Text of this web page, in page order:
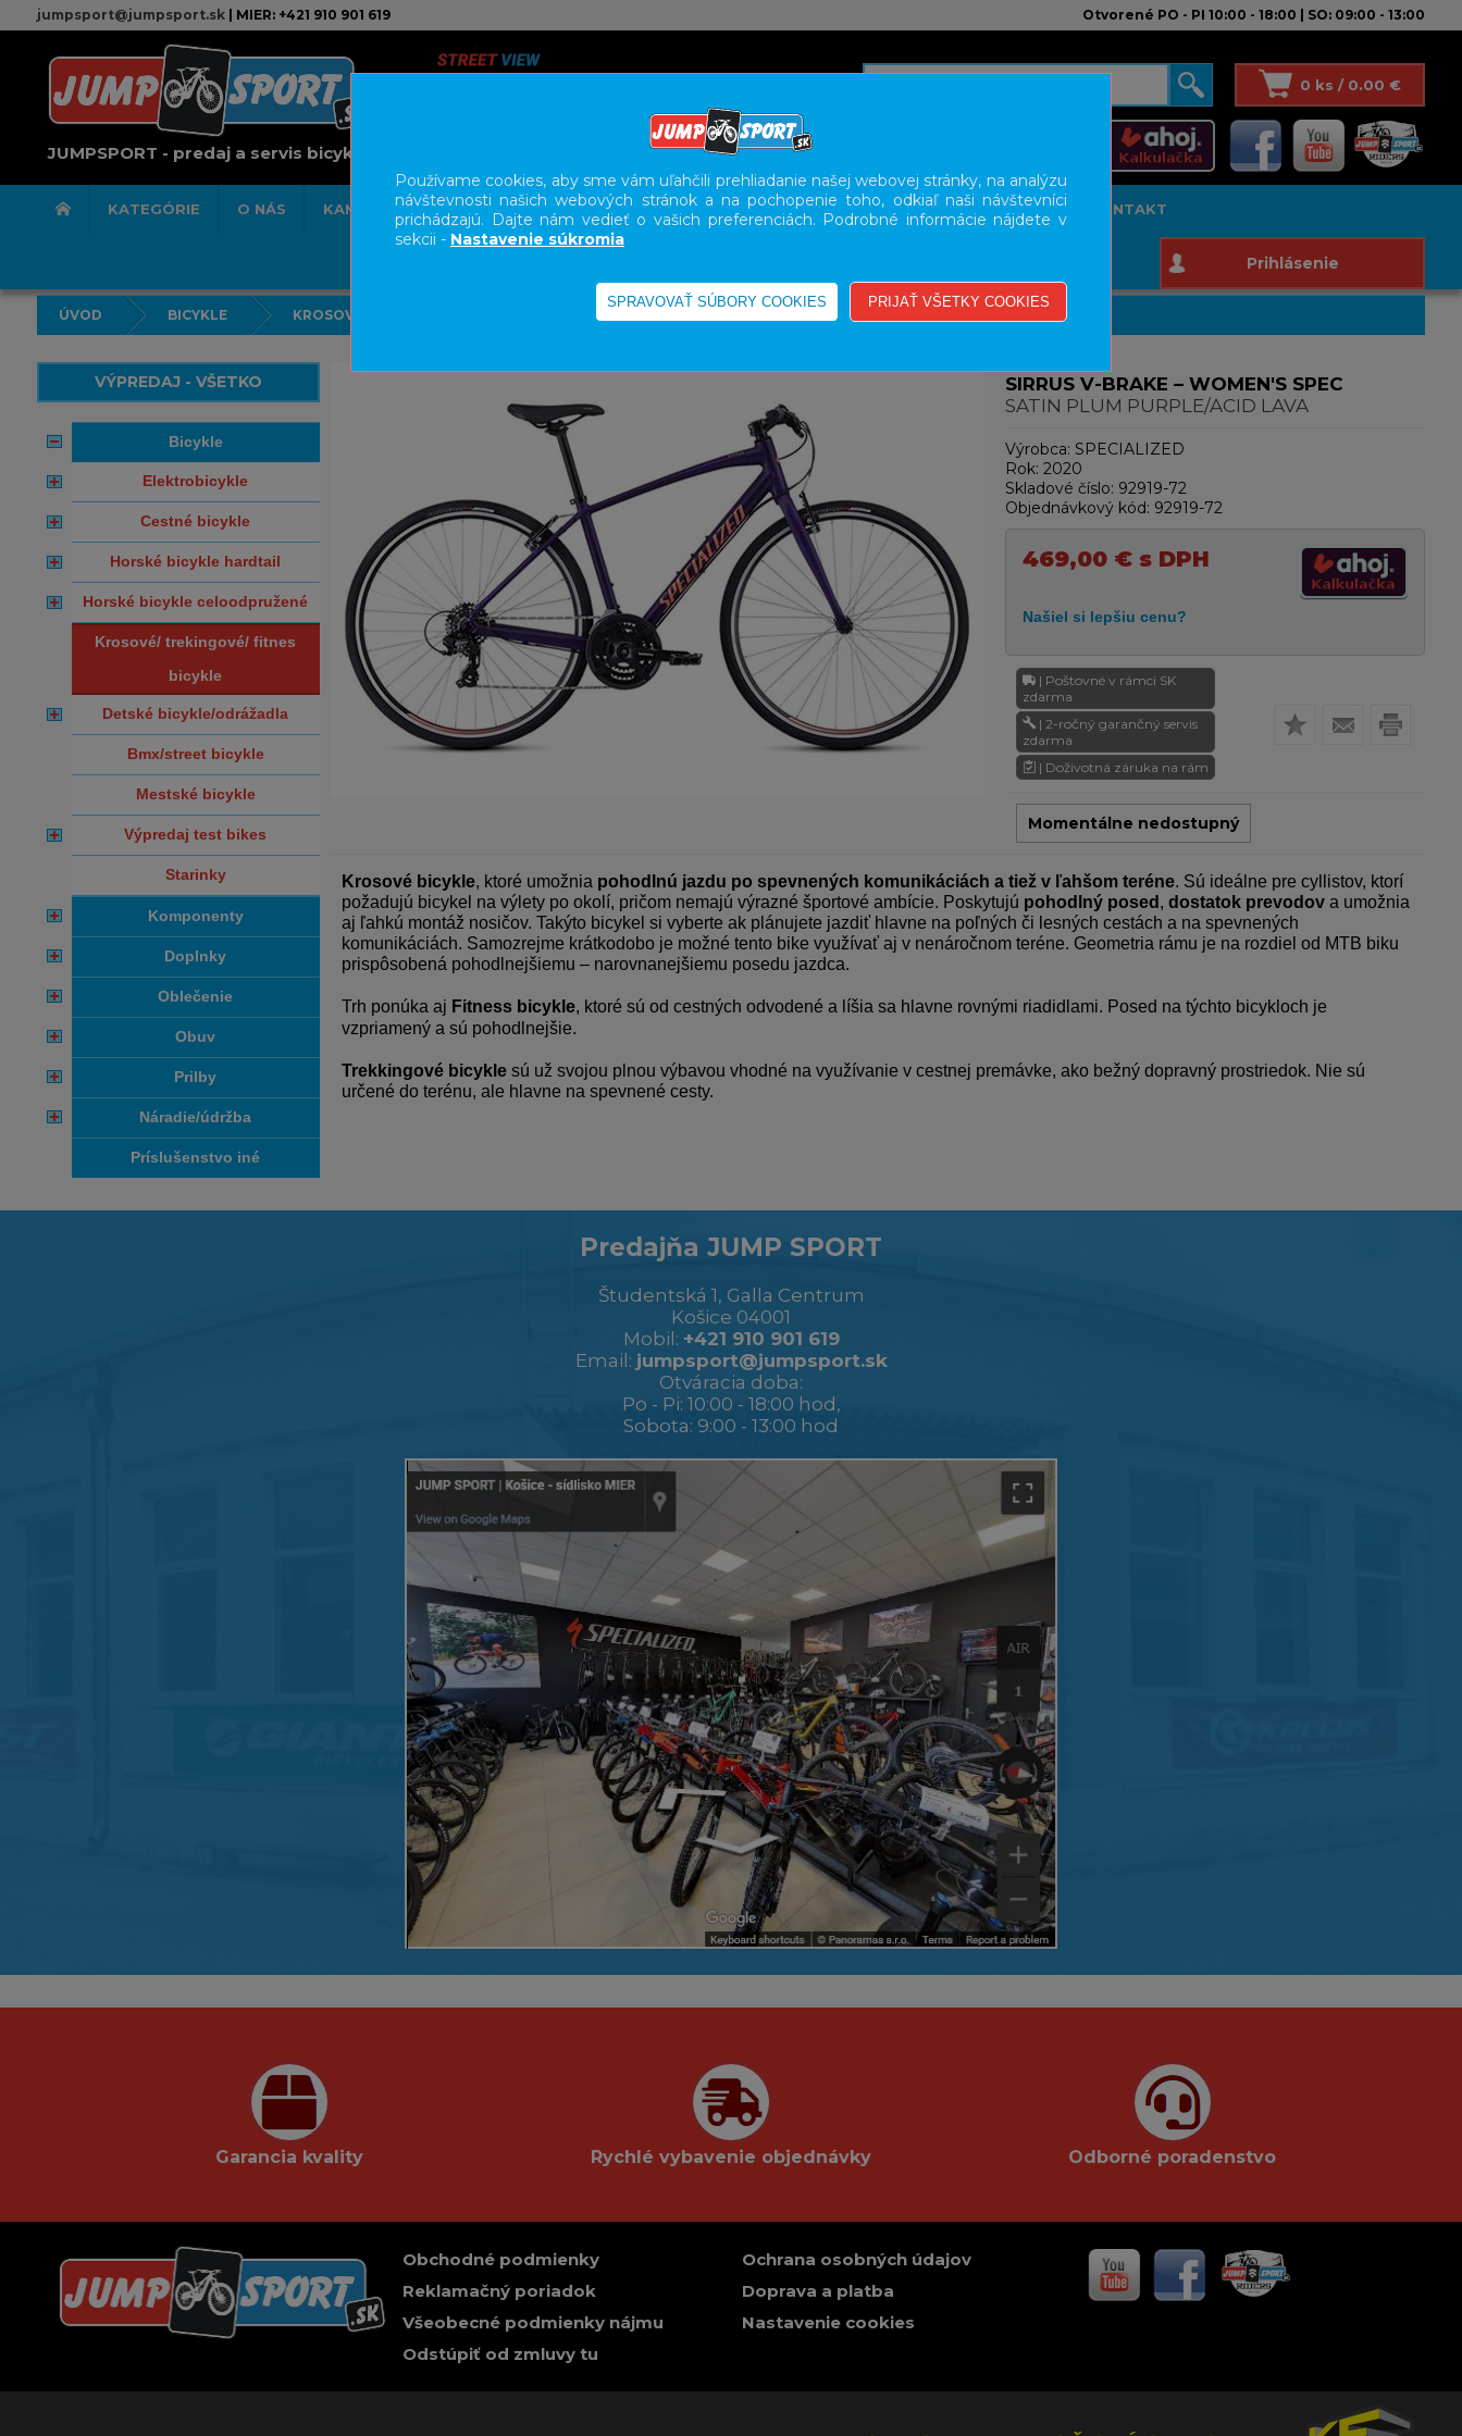
jumpsport@jumpsport.sk| MIER: +421 910 901 619 Otvorené PO - PI 10:00 - 18:00 | SO: 09:00 - 13:00
JUMPSPORT - predaj a servis bicyklov
0 ks / 0.00 €
KATEGÓRIE O NÁS KAMENNÁ PREDAJNA SERVIS SLUŽBY KARIÉRA BODY GEOMETRY FIT STUDIO KONTAKT
Prihlásenie
ÚVOD BICYKLE KROSOVÉ/ TREKINGOVÉ/ FITNES BICYKLE
VÝPREDAJ - VŠETKO
bicykle
elektrobicykle
cestné bicykle
horské bicykle hardtail
horské bicykle celoodpružené
krosové/ trekingové/ fitnes
bicykle
detské bicykle/odrážadla
bmx/street bicykle
mestské bicykle
výpredaj test bikes
starinky
komponenty
doplnky
oblečenie
obuv
prilby
náradie/údržba
príslušenstvo iné
SIRRUS V-BRAKE – WOMEN'S SPEC
SATIN PLUM PURPLE/ACID LAVA
Výrobca: SPECIALIZED
Rok: 2020
Skladové číslo: 92919-72
Objednávkový kód: 92919-72
469,00 €s DPH
| Poštovné v rámci SK
zdarma
| 2-ročný garančný servis
zdarma
| Doživotná záruka na rám
Momentálne nedostupný
Krosové bicykle, ktoré umožnia pohodlnú jazdu po spevnených komunikáciách a tiež v ľahšom teréne. Sú ideálne pre cyllistov, ktorí
požadujú bicykel na výlety po okolí, pričom nemajú výrazné športové ambície. Poskytujú pohodlný posed , dostatok prevodova umožnia
aj ľahkú montáž nosičov. Takýto bicykel si vyberte ak plánujete jazdiť hlavne na poľných či lesných cestách a na spevnených
komunikáciách. Samozrejme krátkodobo je možné tento bike využívať aj v nenáročnom teréne. Geometria rámu je na rozdiel od MTB biku
prispôsobená pohodlnejšiemu – narovnanejšiemu posedu jazdca.
Trh ponúka aj Fitness bicykle, ktoré sú od cestných odvodené a líšia sa hlavne rovnými riadidlami. Posed na týchto bicykloch je
vzpriamený a sú pohodlnejšie.
Trekkingové bicyklesú už svojou plnou výbavou vhodné na využívanie v cestnej premávke, ako bežný dopravný prostriedok. Nie sú
určené do terénu, ale hlavne na spevnené cesty.
Predajňa JUMP SPORT
Študentská 1, Galla Centrum
Košice 04001
Mobil: +421 910 901 619
Email: jumpsport@jumpsport.sk
Otváracia doba:
Po - Pi: 10:00 - 18:00 hod,
Sobota: 9:00 - 13:00 hod
Garancia kvality Rychlé vybavenie objednávky Odborné poradenstvo
Obchodné podmienky
Reklamačný poriadok
Všeobecné podmienky nájmu
Odstúpiť od zmluvy tu
Ochrana osobných údajov
Doprava a platba
Nastavenie cookies
Používame cookies, aby sme vám uľahčili prehliadanie našej webovej stránky, na analýzu
návštevnosti našich webových stránok a na pochopenie toho, odkiaľ naši návštevníci
prichádzajú. Dajte nám vedieť o vašich preferenciách. Podrobné informácie nájdete v
sekcii - Nastavenie súkromia